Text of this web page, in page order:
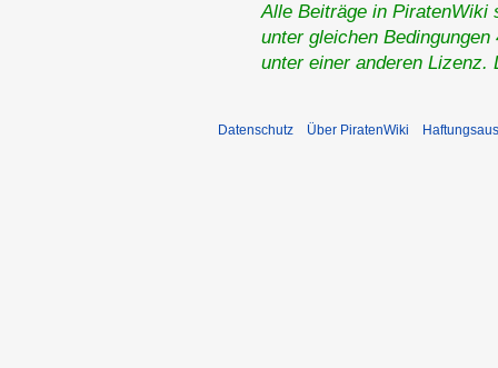
Alle Beiträge in PiratenWiki
unter gleichen
unter einer anderen
Datenschutz Über PiratenWiki